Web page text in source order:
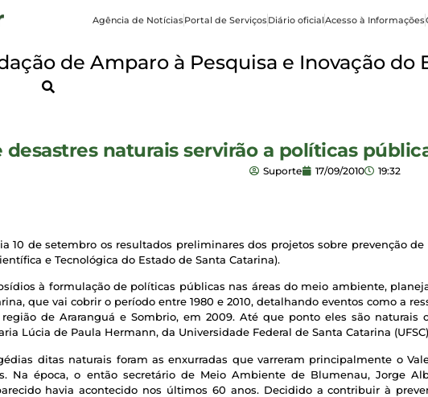
Agência de NotíciasPortal de ServiçosDiário oficialAcesso à Informações
de Amparo à Pesquisa e Inovação do
desastres naturais servirão a políticas
Suporte 17/09/2010 19:32
10 de setembro os resultados preliminares dos projetos sobre prevenção
e Tecnológica do Estado de Santa Catarina).
à formulação de políticas públicas nas áreas do meio ambiente,
que vai cobrir o período entre 1980 e 2010, detalhando eventos como a
de Araranguá e Sombrio, em 2009. Até que ponto eles são
Lúcia de Paula Hermann, da Universidade Federal de Santa Catarina
ditas naturais foram as enxurradas que varreram principalmente o
Na época, o então secretário de Meio Ambiente de Blumenau, Jorge
havia acontecido nos últimos 60 anos. Decidido a contribuir à